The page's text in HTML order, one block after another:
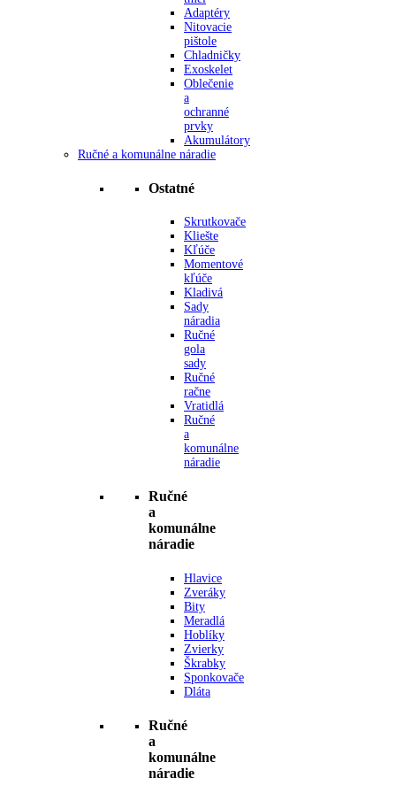
Adaptéry
Nitovacie
pištole
Chladničky
Exoskelet
Oblečenie
a
ochranné
prvky
Akumulátory
Ručné a komunálne náradie
Ostatné
Skrutkovače
Kliešte
Kľúče
Momentové
kľúče
Kladivá
Sady
náradia
Ručné
gola
sady
Ručné
račne
Vratidlá
Ručné
a
komunálne
náradie
Ručné
a
komunálne
náradie
Hlavice
Zveráky
Bity
Meradlá
Hoblíky
Zvierky
Škrabky
Sponkovače
Dláta
Ručné
a
komunálne
náradie